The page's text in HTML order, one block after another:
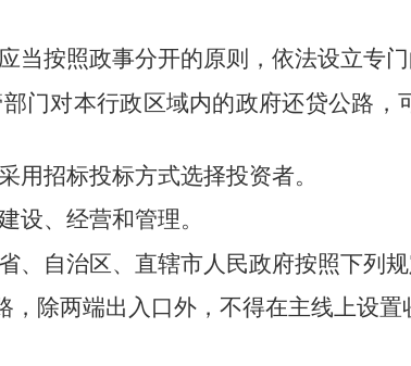
当按照政事分开的原则，依法设立专
门对本行政区域内的政府还贷公路，
用招标投标方式选择投资者。
设、经营和管理。
、自治区、直辖市人民政府按照下列规
，除两端出入口外，不得在主线上设